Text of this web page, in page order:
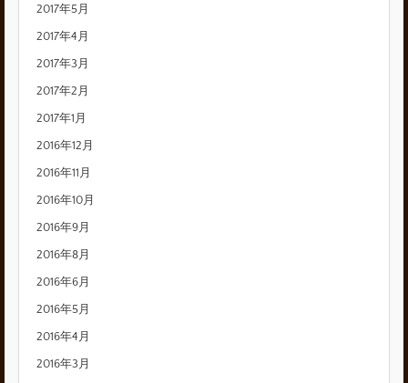
2017年5月
2017年4月
2017年3月
2017年2月
2017年1月
2016年12月
2016年11月
2016年10月
2016年9月
2016年8月
2016年6月
2016年5月
2016年4月
2016年3月